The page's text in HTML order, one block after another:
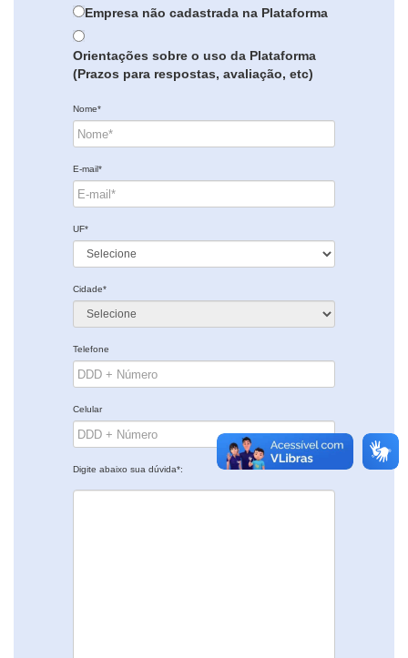
Empresa não cadastrada na Plataforma
Orientações sobre o uso da Plataforma
(Prazos para respostas, avaliação, etc)
Nome*
E-mail*
UF*
Cidade*
Telefone
Celular
Digite abaixo sua dúvida*: